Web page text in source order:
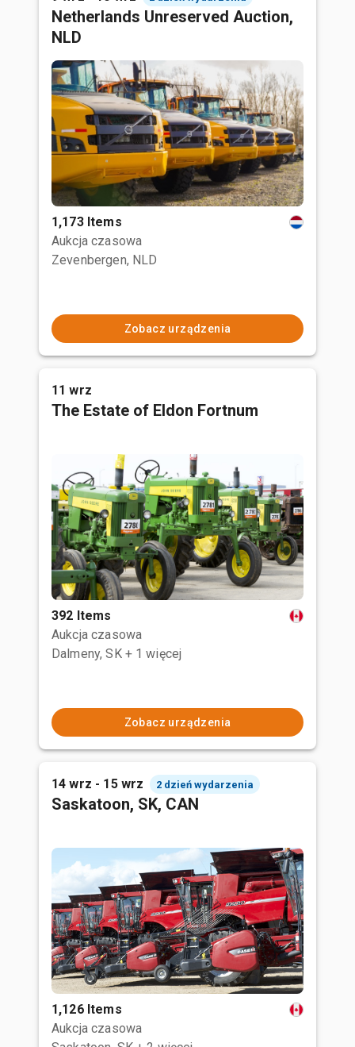
Netherlands Unreserved Auction,
NLD
1,173 Items
Aukcja czasowa
Zevenbergen, NLD
Zobacz urządzenia
11 wrz
The Estate of Eldon Fortnum
392 Items
Aukcja czasowa
Dalmeny, SK + 1 więcej
Zobacz urządzenia
14 wrz - 15 wrz 2 dzień wydarzenia
Saskatoon, SK, CAN
1,126 Items
Aukcja czasowa